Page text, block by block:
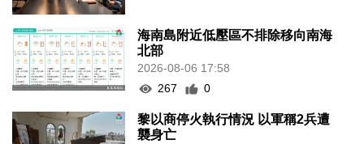
海南島附近低壓區不排除移向南海
北部
2026-08-06 17:58
267
0
黎以商停火執行情況 以軍稱2兵遭
襲身亡